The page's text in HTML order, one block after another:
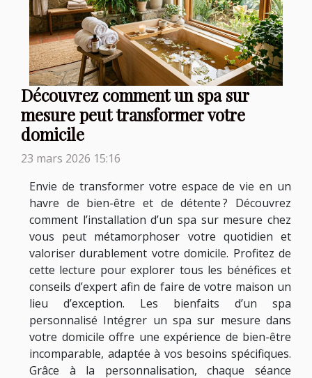
Découvrez comment un spa sur
mesure peut transformer votre
domicile
23 mars 2026 15:16
Envie de transformer votre espace de vie en un
havre de bien-être et de détente ? Découvrez
comment l’installation d’un spa sur mesure chez
vous peut métamorphoser votre quotidien et
valoriser durablement votre domicile. Profitez de
cette lecture pour explorer tous les bénéfices et
conseils d’expert afin de faire de votre maison un
lieu d’exception. Les bienfaits d’un spa
personnalisé Intégrer un spa sur mesure dans
votre domicile offre une expérience de bien-être
incomparable, adaptée à vos besoins spécifiques.
Grâce à la personnalisation, chaque séance